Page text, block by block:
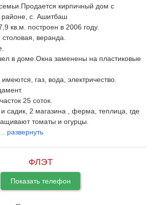
кирпичный дом с
районе, с. Ашитбаш
кв.м. построен в 2006 году.
веранда.
в доме.Окна заменены на пластиковые
газ, вода, электричество.
25 соток.
садик, 2 магазина , ферма, теплица, где
томаты и огурцы.
развернуть
ФЛЭТ
Показать телефон